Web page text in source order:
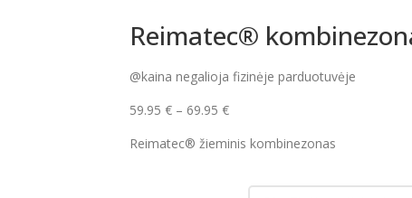
Reimatec®
@kaina negalioja fizinėje parduotuvėje
59.95 € – 69.95 €
Reimatec® žieminis kombinezonas